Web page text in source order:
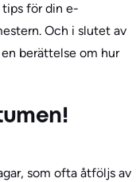
tips för din e-
Och i slutet av
berättelse om hur
som ofta åtföljs av